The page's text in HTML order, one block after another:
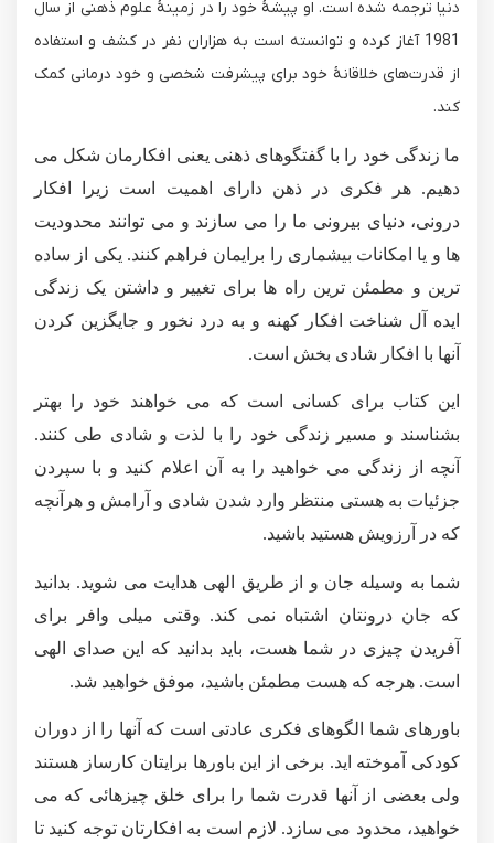
دنیا ترجمه شده است. او پیشۀ خود را در زمینۀ علوم ذهنی از سال
1981 آغاز کرده و توانسته است به هزاران نفر در کشف و استفاده
از قدرت‌های خلاقانۀ خود برای پیشرفت شخصی و خود درمانی کمک
کند.
ما زندگی خود را با گفتگوهای ذهنی یعنی افکارمان شکل می
دهیم. هر فکری در ذهن دارای اهمیت است زیرا افکار
درونی، دنیای بیرونی ما را می سازند و می توانند محدودیت
ها و یا امکانات بیشماری را برایمان فراهم کنند. یکی از ساده
ترین و مطمئن ترین راه ها برای تغییر و داشتن یک زندگی
ایده آل شناخت افکار کهنه و به درد نخور و جایگزین کردن
آنها با افکار شادی بخش است.
این کتاب برای کسانی است که می خواهند خود را بهتر
بشناسند و مسیر زندگی خود را با لذت و شادی طی کنند.
آنچه از زندگی می خواهید را به آن اعلام کنید و با سپردن
جزئیات به هستی منتظر وارد شدن شادی و آرامش و هرآنچه
که در آرزویش هستید باشید.
شما به وسیله جان و از طریق الهی هدایت می شوید. بدانید
که جان درونتان اشتباه نمی کند. وقتی میلی وافر برای
آفریدن چیزی در شما هست، باید بدانید که این صدای الهی
است. هرجه که هست مطمئن باشید، موفق خواهید شد.
باورهای شما الگوهای فکری عادتی است که آنها را از دوران
کودکی آموخته اید. برخی از این باورها برایتان کارساز هستند
ولی بعضی از آنها قدرت شما را برای خلق چیزهائی که می
خواهید، محدود می سازد. لازم است به افکارتان توجه کنید تا